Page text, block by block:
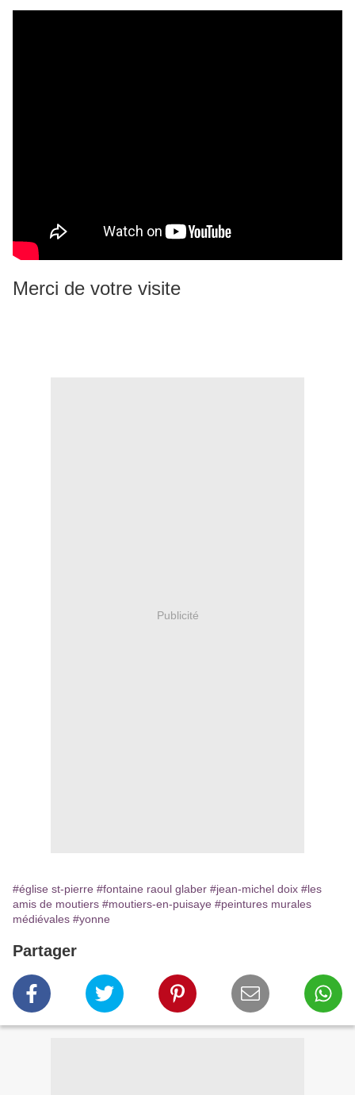
Merci de votre visite
Publicité
#église st-pierre #fontaine raoul glaber #jean-michel doix #les
amis de moutiers #moutiers-en-puisaye #peintures murales
médiévales #yonne
Partager